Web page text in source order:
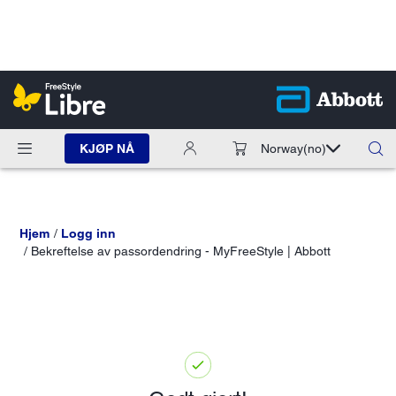
KJØP NÅ Norway(no)
Hjem
Logg inn
Bekreftelse av passordendring - MyFreeStyle | Abbott